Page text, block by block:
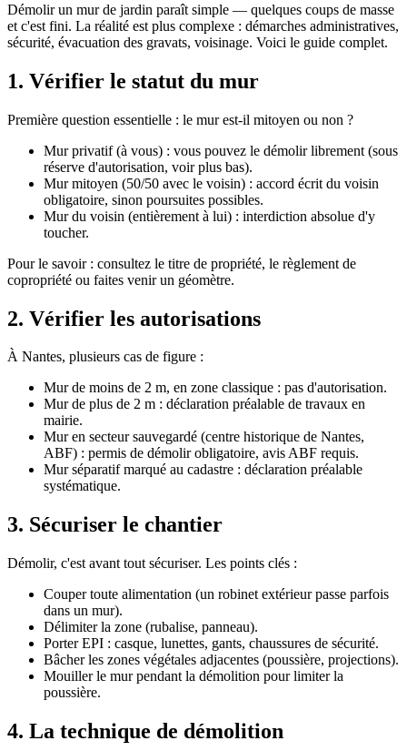
Démolir un mur de jardin paraît simple — quelques coups de masse
et c'est fini. La réalité est plus complexe : démarches administratives,
sécurité, évacuation des gravats, voisinage. Voici le guide complet.
1. Vérifier le statut du mur
Première question essentielle : le mur est-il mitoyen ou non ?
Mur privatif (à vous) : vous pouvez le démolir librement (sous
réserve d'autorisation, voir plus bas).
Mur mitoyen (50/50 avec le voisin) : accord écrit du voisin
obligatoire, sinon poursuites possibles.
Mur du voisin (entièrement à lui) : interdiction absolue d'y
toucher.
Pour le savoir : consultez le titre de propriété, le règlement de
copropriété ou faites venir un géomètre.
2. Vérifier les autorisations
À Nantes, plusieurs cas de figure :
Mur de moins de 2 m, en zone classique : pas d'autorisation.
Mur de plus de 2 m : déclaration préalable de travaux en
mairie.
Mur en secteur sauvegardé (centre historique de Nantes,
ABF) : permis de démolir obligatoire, avis ABF requis.
Mur séparatif marqué au cadastre : déclaration préalable
systématique.
3. Sécuriser le chantier
Démolir, c'est avant tout sécuriser. Les points clés :
Couper toute alimentation (un robinet extérieur passe parfois
dans un mur).
Délimiter la zone (rubalise, panneau).
Porter EPI : casque, lunettes, gants, chaussures de sécurité.
Bâcher les zones végétales adjacentes (poussière, projections).
Mouiller le mur pendant la démolition pour limiter la
poussière.
4. La technique de démolition